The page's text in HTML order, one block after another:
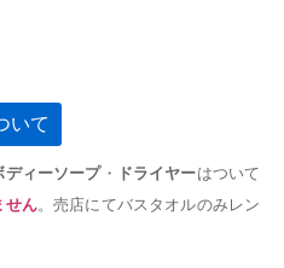
いて
ディーソープ・ ドライヤーはついて
せん。売店にてバスタオルのみレン